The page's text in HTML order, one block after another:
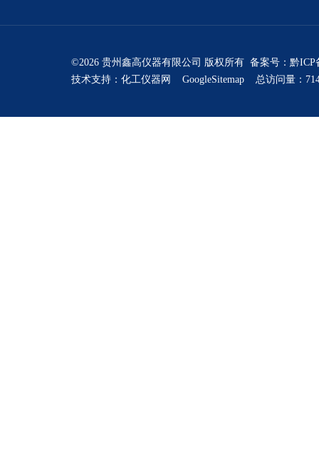
©2026 贵州鑫高仪器有限公司 版权所有 备案号： 黔ICP
技术支持： 化工仪器网 GoogleSitemap 总访问量：